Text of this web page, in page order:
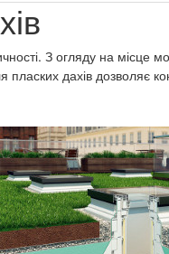
З огляду на місце
пласких дахів дозволяє